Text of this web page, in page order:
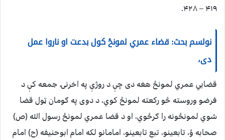
۴۱۹ – ۴۲۸.
نولسم بحث: قضاء عمري لمونځ کول بدعت او ناروا عمل
دی،
قضايي عمري لمونځ هغه دی چې د روژې په اخرنۍ جمعه کې د
فرضو وروسته څو رکعته لمونځ کوي، د دوی په ګومان ټول قضا
شوي لمونځونه را ګرځوي، او د قضا عمري لمونځ رسول الله (ص)
صحابه ؤ، تابعینو، تبع تابعینو، امامانو لکه امام ابوحنیفه (ح) امام